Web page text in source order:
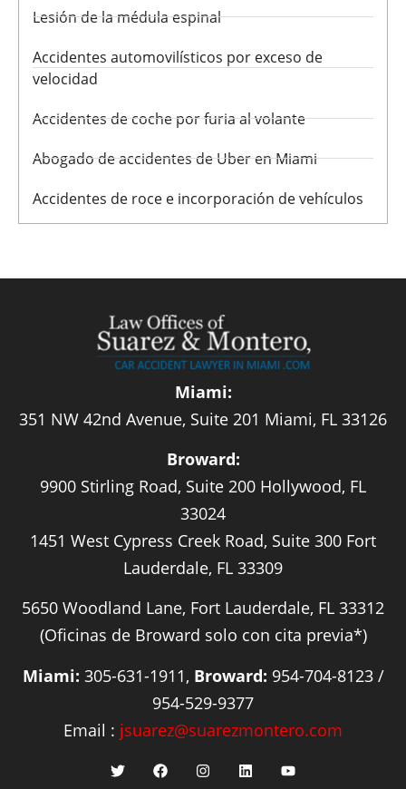
Lesión de la médula espinal
Accidentes automovilísticos por exceso de
velocidad
Accidentes de coche por furia al volante
Abogado de accidentes de Uber en Miami
Accidentes de roce e incorporación de vehículos
Miami:
351 NW 42nd Avenue, Suite 201 Miami, FL 33126
Broward:
9900 Stirling Road, Suite 200 Hollywood, FL
33024
1451 West Cypress Creek Road, Suite 300 Fort
Lauderdale, FL 33309
5650 Woodland Lane, Fort Lauderdale, FL 33312
(Oficinas de Broward solo con cita previa*)
Miami: 305-631-1911, Broward: 954-704-8123 /
954-529-9377
Email : jsuarez@suarezmontero.com